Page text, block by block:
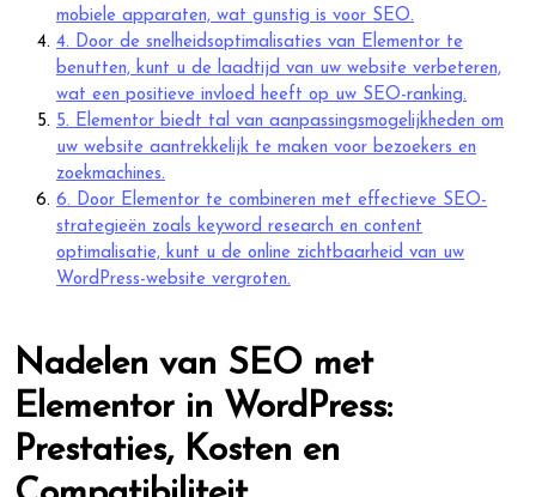
mobiele apparaten, wat gunstig is voor SEO.
4. Door de snelheidsoptimalisaties van Elementor te
benutten, kunt u de laadtijd van uw website verbeteren,
wat een positieve invloed heeft op uw SEO-ranking.
5. Elementor biedt tal van aanpassingsmogelijkheden om
uw website aantrekkelijk te maken voor bezoekers en
zoekmachines.
6. Door Elementor te combineren met effectieve SEO-
strategieën zoals keyword research en content
optimalisatie, kunt u de online zichtbaarheid van uw
WordPress-website vergroten.
Nadelen van SEO met
Elementor in WordPress:
Prestaties, Kosten en